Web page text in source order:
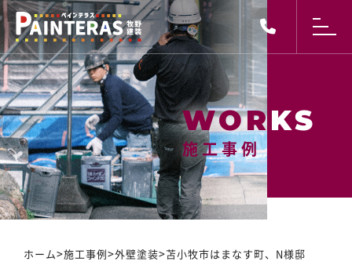
施工事例
施工事例
ホーム>施工事例>外壁塗装>苫小牧市はまなす町、N様邸